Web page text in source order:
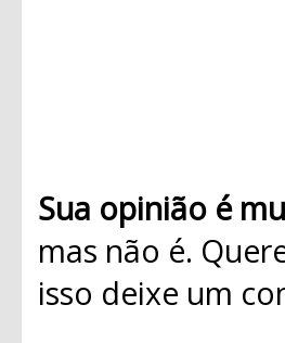
Sua opinião é
mas não é.
isso deixe um